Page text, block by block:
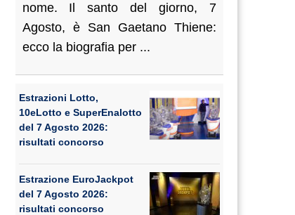
nome. Il santo del giorno, 7
Agosto, è San Gaetano Thiene:
ecco la biografia per ...
Estrazioni Lotto,
10eLotto e SuperEnalotto
del 7 Agosto 2026:
risultati concorso
Estrazione EuroJackpot
del 7 Agosto 2026:
risultati concorso